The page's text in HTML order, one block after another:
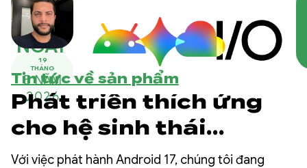
NGÀY
19
THÁNG
5 NĂM
2026
Tin tức về sản phẩm
Phát triển thích ứng
cho hệ sinh thái
Android đang mở rộng
Với việc phát hành Android 17, chúng tôi đang